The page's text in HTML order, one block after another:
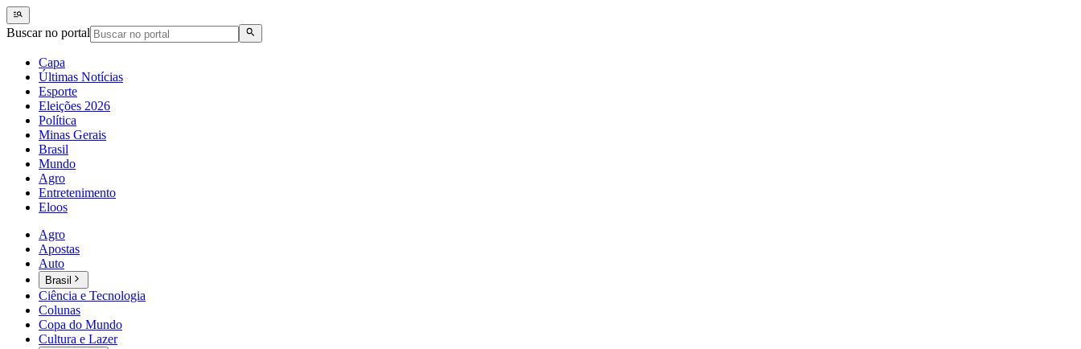
Buscar no portal
Capa
Últimas Notícias
Esporte
Eleições 2026
Política
Minas Gerais
Brasil
Mundo
Agro
Entretenimento
Eloos
Agro
Apostas
Auto
Brasil
Ciência e Tecnologia
Colunas
Copa do Mundo
Cultura e Lazer